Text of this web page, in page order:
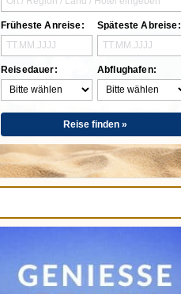
Früheste Anreise:
Reisedauer:
Späteste Abreise:
Abflughafen:
Reise finden »